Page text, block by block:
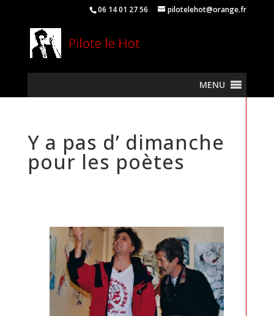
06 14 01 27 56 pilotelehot@orange.fr
MENU
Y a pas d’ dimanche
pour les poètes